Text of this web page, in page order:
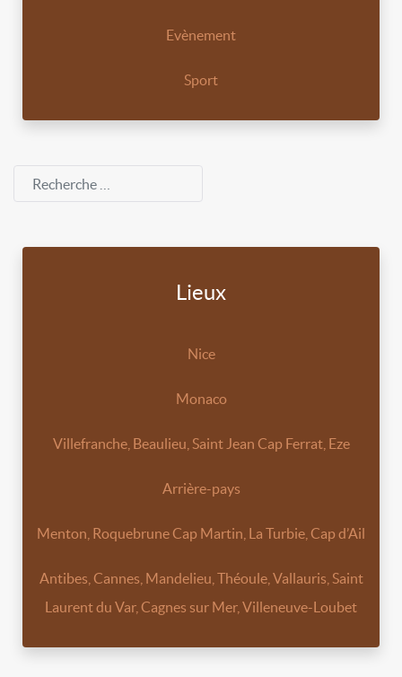
Evènement
Sport
Rechercher
Lieux
Nice
Monaco
Villefranche, Beaulieu, Saint Jean Cap Ferrat, Eze
Arrière-pays
Menton, Roquebrune Cap Martin, La Turbie, Cap d’Ail
Antibes, Cannes, Mandelieu, Théoule, Vallauris, Saint
Laurent du Var, Cagnes sur Mer, Villeneuve-Loubet